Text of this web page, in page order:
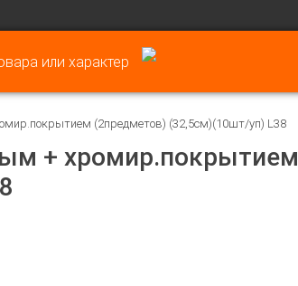
(2предметов) (32,5см)(10шт/уп) L38
+ хромир.покрытием